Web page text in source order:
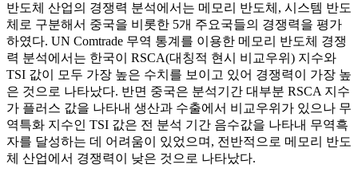
반도체 산업의 경쟁력 분석에서는 메모리 반도체, 시스템 반도
체로 구분해서 중국을 비롯한 5개 주요국들의 경쟁력을 평가
하였다. UN Comtrade 무역 통계를 이용한 메모리 반도체 경쟁
력 분석에서는 한국이 RSCA(대칭적 현시 비교우위) 지수와
TSI 값이 모두 가장 높은 수치를 보이고 있어 경쟁력이 가장 높
은 것으로 나타났다. 반면 중국은 분석기간 대부분 RSCA 지수
가 플러스 값을 나타내 생산과 수출에서 비교우위가 있으나 무
역특화 지수인 TSI 값은 전 분석 기간 음수값을 나타내 무역흑
자를 달성하는 데 어려움이 있었으며, 전반적으로 메모리 반도
체 산업에서 경쟁력이 낮은 것으로 나타났다.